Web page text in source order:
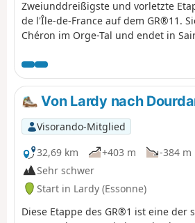
Zweiunddreißigste und vorletzte
de l'Île-de-France auf dem GR®11.
Chéron im Orge-Tal und endet in
Departements Essonne über seine
abgeschlossen ist. Nach einem
Start verläuft die Route in nördlicher
Hurepoix-Hochebenen.
Von Lardy nach
Visorando-Mitglied
32,69 km
+403 m -384 m
Sehr schwer
Start in Lardy (Essonne)
Diese Etappe des GR®1 ist eine der